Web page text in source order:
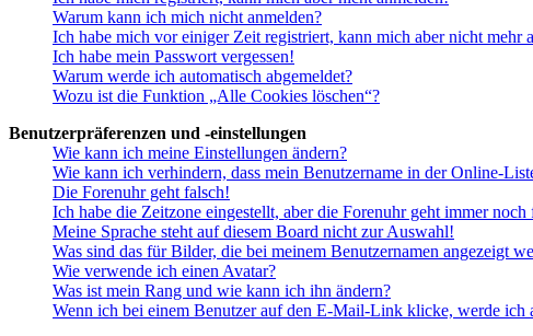
Warum kann ich mich nicht anmelden?
Ich habe mich vor einiger Zeit registriert, kann mich aber nicht mehr
Ich habe mein Passwort vergessen!
Warum werde ich automatisch abgemeldet?
Wozu ist die Funktion „Alle Cookies löschen“?
Benutzerpräferenzen und -einstellungen
Wie kann ich meine Einstellungen ändern?
Wie kann ich verhindern, dass mein Benutzername in der Online-
Die Forenuhr geht falsch!
Ich habe die Zeitzone eingestellt, aber die Forenuhr geht immer noch
Meine Sprache steht auf diesem Board nicht zur Auswahl!
Was sind das für Bilder, die bei meinem Benutzernamen angezeigt
Wie verwende ich einen Avatar?
Was ist mein Rang und wie kann ich ihn ändern?
Wenn ich bei einem Benutzer auf den E-Mail-Link klicke, werde ich